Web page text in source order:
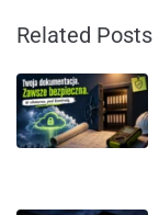
Related Posts